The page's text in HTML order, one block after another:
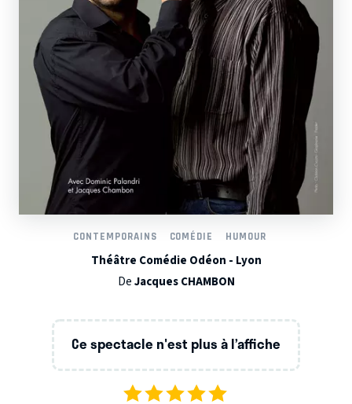
CONTEMPORAINS COMÉDIE HUMOUR
Théâtre Comédie Odéon - Lyon
DeJacques CHAMBON
Ce spectacle n'est plus à l’affiche